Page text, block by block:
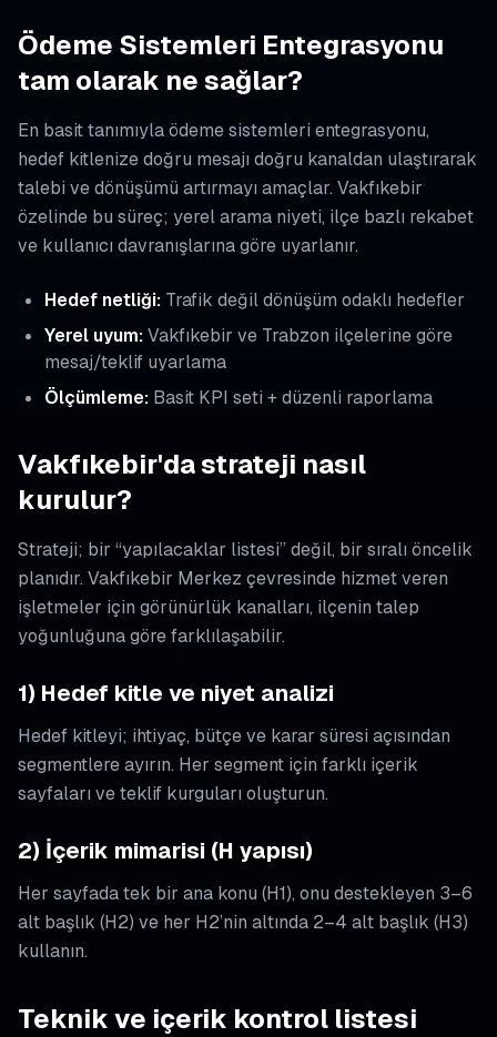
Ödeme Sistemleri Entegrasyonu
tam olarak ne sağlar?
En basit tanımıyla ödeme sistemleri entegrasyonu,
hedef kitlenize doğru mesajı doğru kanaldan ulaştırarak
talebi ve dönüşümü artırmayı amaçlar. Vakfıkebir
özelinde bu süreç; yerel arama niyeti, ilçe bazlı rekabet
ve kullanıcı davranışlarına göre uyarlanır.
Hedef netliği: Trafik değil dönüşüm odaklı hedefler
Yerel uyum:Vakfıkebir ve Trabzon ilçelerine göre
mesaj/teklif uyarlama
Ölçümleme: Basit KPI seti + düzenli raporlama
Vakfıkebir'da strateji nasıl
kurulur?
Strateji; bir “yapılacaklar listesi” değil, bir sıralı öncelik
planıdır. Vakfıkebir Merkez çevresinde hizmet veren
işletmeler için görünürlük kanalları, ilçenin talep
yoğunluğuna göre farklılaşabilir.
1) Hedef kitle ve niyet analizi
Hedef kitleyi; ihtiyaç, bütçe ve karar süresi açısından
segmentlere ayırın. Her segment için farklı içerik
sayfaları ve teklif kurguları oluşturun.
2) İçerik mimarisi (H yapısı)
Her sayfada tek bir ana konu (H1), onu destekleyen 3–6
alt başlık (H2) ve her H2’nin altında 2–4 alt başlık (H3)
kullanın.
Teknik ve içerik kontrol listesi